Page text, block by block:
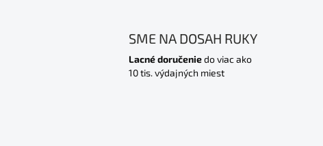
SME NA DOSAH RUKY
Lacné doručeniedo viac ako
10 tis. výdajných miest